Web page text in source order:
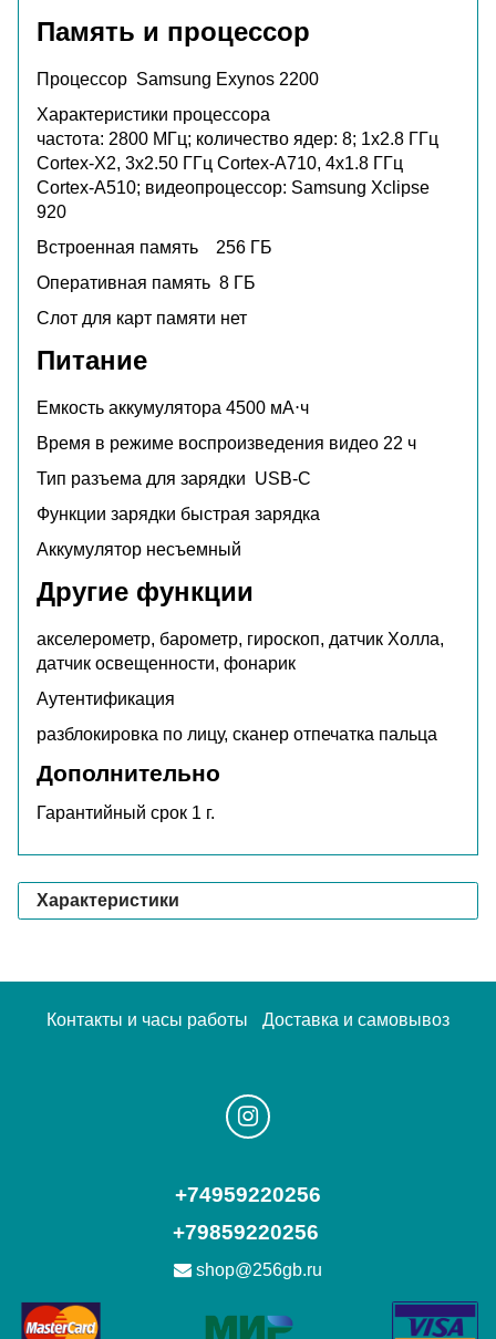
Память и процессор
Процессор Samsung Exynos 2200
Характеристики процессора
частота: 2800 МГц; количество ядер: 8; 1x2.8 ГГц
Cortex-X2, 3x2.50 ГГц Cortex-A710, 4x1.8 ГГц
Cortex-A510; видеопроцессор: Samsung Xclipse
920
Встроенная память 256 ГБ
Оперативная память 8 ГБ
Слот для карт памяти нет
Питание
Емкость аккумулятора 4500 мА⋅ч
Время в режиме воспроизведения видео 22 ч
Тип разъема для зарядки USB-C
Функции зарядки быстрая зарядка
Аккумулятор несъемный
Другие функции
акселерометр, барометр, гироскоп, датчик Холла,
датчик освещенности, фонарик
Аутентификация
разблокировка по лицу, сканер отпечатка пальца
Дополнительно
Гарантийный срок 1 г.
Характеристики
Контакты и часы работы Доставка и самовывоз
+74959220256
+79859220256
shop@256gb.ru